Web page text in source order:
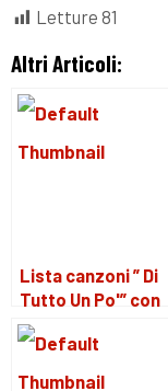
Letture 81
Altri Articoli:
Lista canzoni ” Di
Tutto Un Po'” con
Gianluigi 23
settembre 2023